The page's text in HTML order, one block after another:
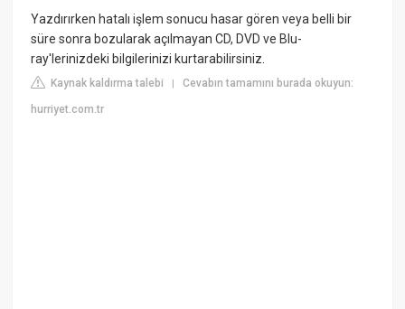
Yazdırırken hatalı işlem sonucu hasar gören veya belli bir
süre sonra bozularak açılmayan CD, DVD ve Blu-
ray'lerinizdeki bilgilerinizi kurtarabilirsiniz.
Kaynak kaldırma talebi |Cevabın tamamını burada okuyun:
hurriyet.com.tr